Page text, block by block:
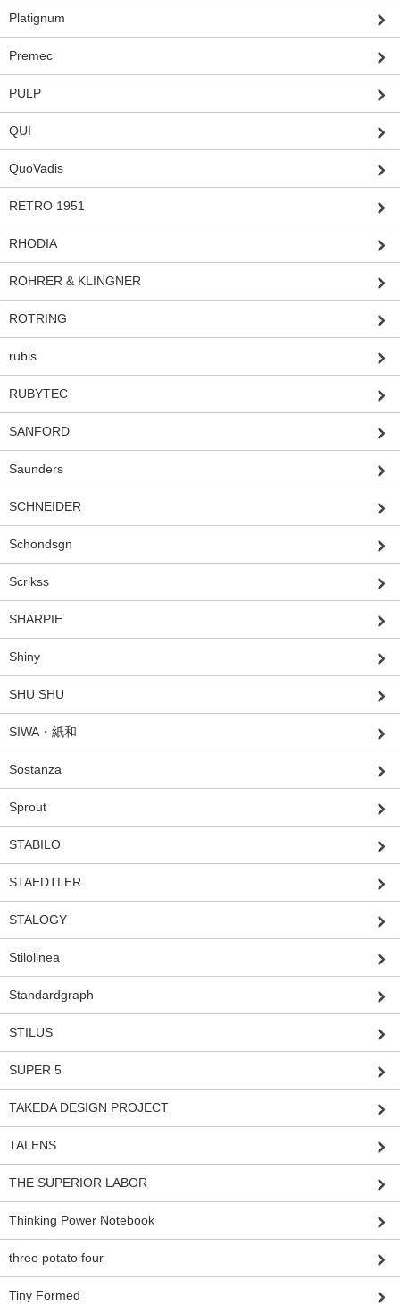
Platignum
Premec
PULP
QUI
QuoVadis
RETRO 1951
RHODIA
ROHRER & KLINGNER
ROTRING
rubis
RUBYTEC
SANFORD
Saunders
SCHNEIDER
Schondsgn
Scrikss
SHARPIE
Shiny
SHU SHU
SIWA・紙和
Sostanza
Sprout
STABILO
STAEDTLER
STALOGY
Stilolinea
Standardgraph
STILUS
SUPER 5
TAKEDA DESIGN PROJECT
TALENS
THE SUPERIOR LABOR
Thinking Power Notebook
three potato four
Tiny Formed